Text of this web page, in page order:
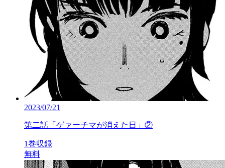
2023/07/21
第二話「ゲァーチマが消えた日」②
1巻収録
無料